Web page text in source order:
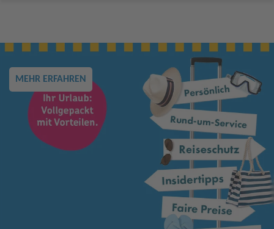
MEHR ERFAHREN